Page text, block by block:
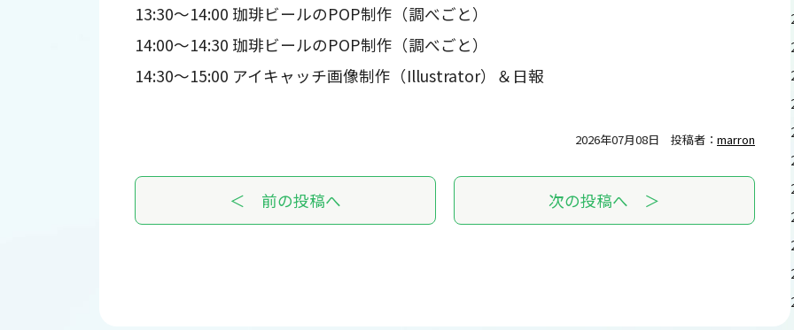
13:30～14:00 珈琲ビールのPOP制作（調べごと）
14:00～14:30 珈琲ビールのPOP制作（調べごと）
14:30～15:00 アイキャッチ画像制作（Illustrator）＆日報
2026年07月08日 投稿者： marron
＜ 前の投稿へ 次の投稿へ ＞